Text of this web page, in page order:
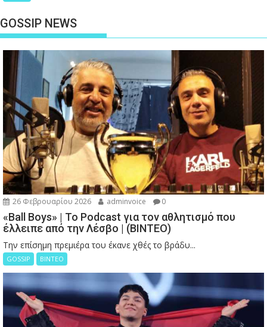
GOSSIP NEWS
26 Φεβρουαρίου 2026 adminvoice 0
«Ball Boys» | Το Podcast για τον αθλητισμό που
έλλειπε από την Λέσβο | (ΒΙΝΤΕΟ)
Την επίσημη πρεμιέρα του έκανε χθές το βράδυ...
GOSSIP ΒΙΝΤΕΟ